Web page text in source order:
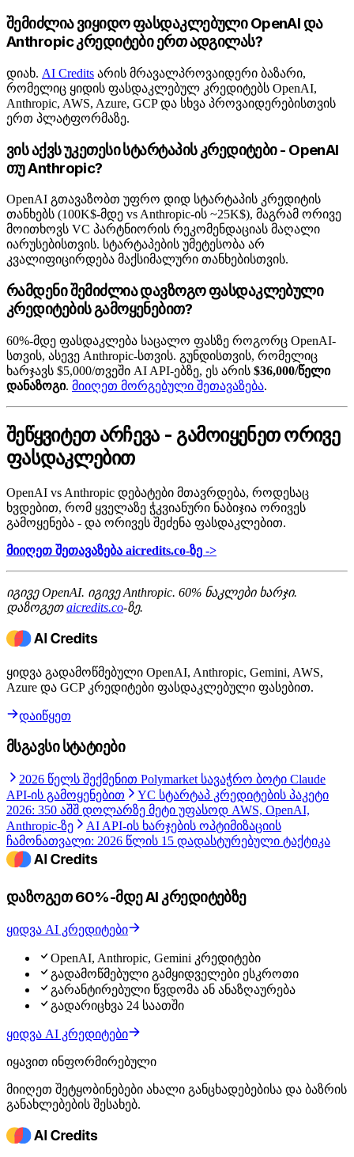
შემიძლია ვიყიდო ფასდაკლებული OpenAI და
Anthropic კრედიტები ერთ ადგილას?
დიახ. AI Credits არის მრავალპროვაიდერი ბაზარი,
რომელიც ყიდის ფასდაკლებულ კრედიტებს OpenAI,
Anthropic, AWS, Azure, GCP და სხვა პროვაიდერებისთვის
ერთ პლატფორმაზე.
ვის აქვს უკეთესი სტარტაპის კრედიტები - OpenAI
თუ Anthropic?
OpenAI გთავაზობთ უფრო დიდ სტარტაპის კრედიტის
თანხებს (100K$-მდე vs Anthropic-ის ~25K$), მაგრამ ორივე
მოითხოვს VC პარტნიორის რეკომენდაციას მაღალი
იარუსებისთვის. სტარტაპების უმეტესობა არ
კვალიფიცირდება მაქსიმალური თანხებისთვის.
რამდენი შემიძლია დავზოგო ფასდაკლებული
კრედიტების გამოყენებით?
60%-მდე ფასდაკლება საცალო ფასზე როგორც OpenAI-
სთვის, ასევე Anthropic-სთვის. გუნდისთვის, რომელიც
ხარჯავს $5,000/თვეში AI API-ებზე, ეს არის $36,000/წელი
დანაზოგი. მიიღეთ მორგებული შეთავაზება.
შეწყვიტეთ არჩევა - გამოიყენეთ ორივე
ფასდაკლებით
OpenAI vs Anthropic დებატები მთავრდება, როდესაც
ხვდებით, რომ ყველაზე ჭკვიანური ნაბიჯია ორივეს
გამოყენება - და ორივეს შეძენა ფასდაკლებით.
მიიღეთ შეთავაზება aicredits.co-ზე ->
იგივე OpenAI. იგივე Anthropic. 60% ნაკლები ხარჯი.
დაზოგეთaicredits.co-ზე.
ყიდვა გადამოწმებული OpenAI, Anthropic, Gemini, AWS,
Azure და GCP კრედიტები ფასდაკლებული ფასებით.
დაიწყეთ
მსგავსი სტატიები
2026 წელს შექმენით Polymarket სავაჭრო ბოტი Claude
API-ის გამოყენებით
YC სტარტაპ კრედიტების პაკეტი
2026: 350 აშშ დოლარზე მეტი უფასოდ AWS, OpenAI,
Anthropic-ზე
AI API-ის ხარჯების ოპტიმიზაციის
ჩამონათვალი: 2026 წლის 15 დადასტურებული ტაქტიკა
დაზოგეთ 60%-მდე AI კრედიტებზე
ყიდვა AI კრედიტები
OpenAI, Anthropic, Gemini კრედიტები
გადამოწმებული გამყიდველები ესკროთი
გარანტირებული წვდომა ან ანაზღაურება
გადარიცხვა 24 საათში
ყიდვა AI კრედიტები
იყავით ინფორმირებული
მიიღეთ შეტყობინებები ახალი განცხადებებისა და ბაზრის
განახლებების შესახებ.